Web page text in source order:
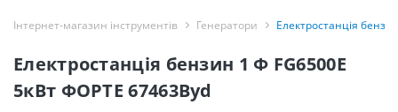
Інтернет-магазин інструментів Генератори Електростанція
Електростанція бензин 1 Ф FG6500E
5кВт ФОРТЕ 67463Byd